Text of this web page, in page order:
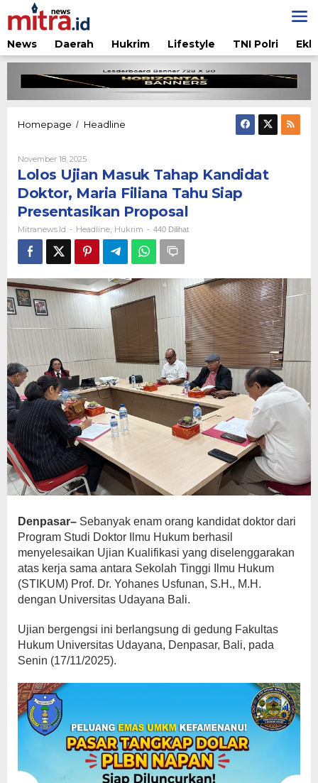
Lewati
ke
konten
News
Daerah Hukrim Lifestyle TNI Polri
Homepage / Headline
Kandidat
Doktor,
Maria
Filiana
Tahu
Siap
Presentasikan
Proposal
November 18, 2025Oleh
Mitranews.id
Lolos Ujian Masuk Tahap Kandidat
Doktor, Maria Filiana Tahu Siap
Presentasikan Proposal
Mitranews.id - Headline Hukrim - 440 Dilihat
Denpasar– Sebanyak enam orang kandidat doktor dari
Program Studi Doktor Ilmu Hukum berhasil
menyelesaikan Ujian Kualifikasi yang diselenggarakan
atas kerja sama antara Sekolah Tinggi Ilmu Hukum
(STIKUM) Prof. Dr. Yohanes Usfunan, S.H., M.H.
dengan Universitas Udayana Bali.
Ujian bergengsi ini berlangsung di gedung Fakultas
Hukum Universitas Udayana, Denpasar, Bali, pada
Senin (17/11/2025).